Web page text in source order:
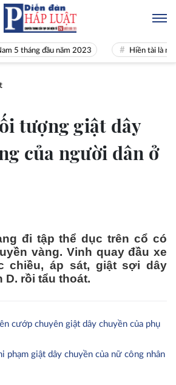
đầu năm 2023 Hiền tài là nguyên
tượng giật dây
của người dân ở
đi tập thể dục trên cổ có
vàng. Vinh quay đầu xe
chiều, áp sát, giật sợi dây
D. rồi tẩu thoát.
cướp chuyên giật dây chuyền của phụ
phạm giật dây chuyền của nữ công nhân